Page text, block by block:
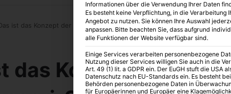
ist das Konzept der Montessori-Schulen
das Konzept der
Informationen über die Verwendung Ihrer Daten
Es besteht keine Verpflichtung, in die Verarbeitung
Angebot zu nutzen. Sie können Ihre Auswahl
anpassen. Bitte beachten Sie, dass aufgrund
alle Funktionen der Website verfügbar sind.
Einige Services verarbeiten personenbezogene
Nutzung dieser Services willigen Sie auch in die
Art. 49 (1) lit. a GDPR ein. Der EuGH stuft die USA
Datenschutz nach EU-Standards ein. Es besteht
Behörden personenbezogene Daten in
für Europäerinnen und Europäer eine